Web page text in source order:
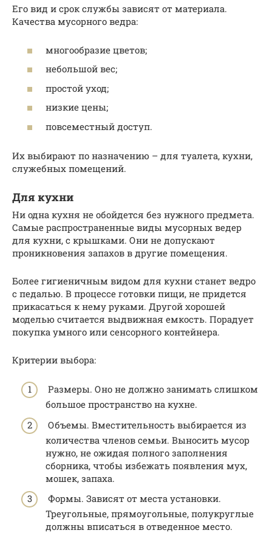
Его вид и срок службы зависят от материала.
Качества мусорного ведра:
многообразие цветов;
небольшой вес;
простой уход;
низкие цены;
повсеместный доступ.
Их выбирают по назначению – для туалета, кухни,
служебных помещений.
Для кухни
Ни одна кухня не обойдется без нужного предмета.
Самые распространенные виды мусорных ведер
для кухни, с крышками. Они не допускают
проникновения запахов в другие помещения.
Более гигиеничным видом для кухни станет ведро
с педалью. В процессе готовки пищи, не придется
прикасаться к нему руками. Другой хорошей
моделью считается выдвижная емкость. Порадует
покупка умного или сенсорного контейнера.
Критерии выбора:
Размеры. Оно не должно занимать слишком
большое пространство на кухне.
Объемы. Вместительность выбирается из
количества членов семьи. Выносить мусор
нужно, не ожидая полного заполнения
сборника, чтобы избежать появления мух,
мошек, запаха.
Формы. Зависят от места установки.
Треугольные, прямоугольные, полукруглые
должны вписаться в отведенное место.